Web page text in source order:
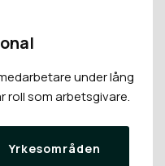
under lång
roll som arbetsgivare.
Yrkesområden